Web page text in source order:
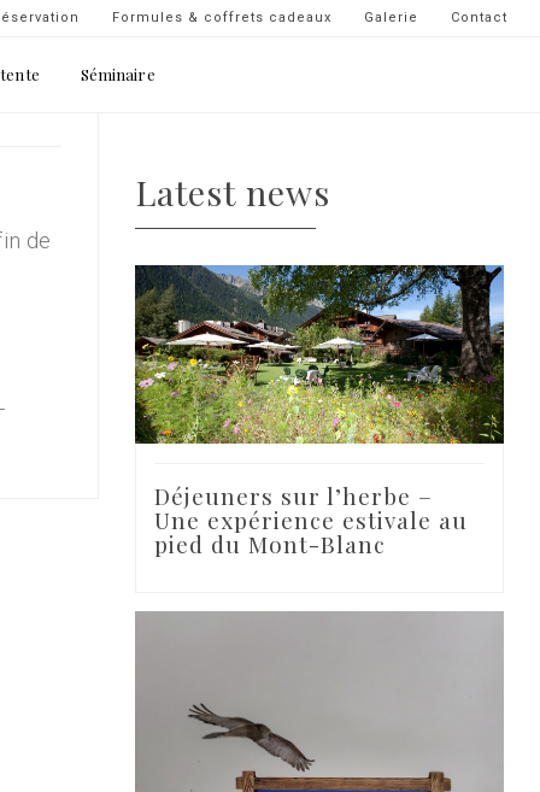
Navigation
-
Formules & coffrets cadeaux Galerie Contact
Séminaire
de
Latest news
Déjeuners sur l’herbe –
Une expérience estivale au
pied du Mont-Blanc